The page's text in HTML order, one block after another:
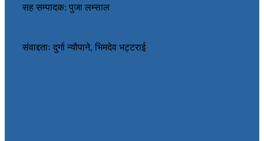
सह सम्पादक: पुजा लम्साल
संवाद्दताः दुर्गा न्यौपाने, भिमदेव भट्टराई